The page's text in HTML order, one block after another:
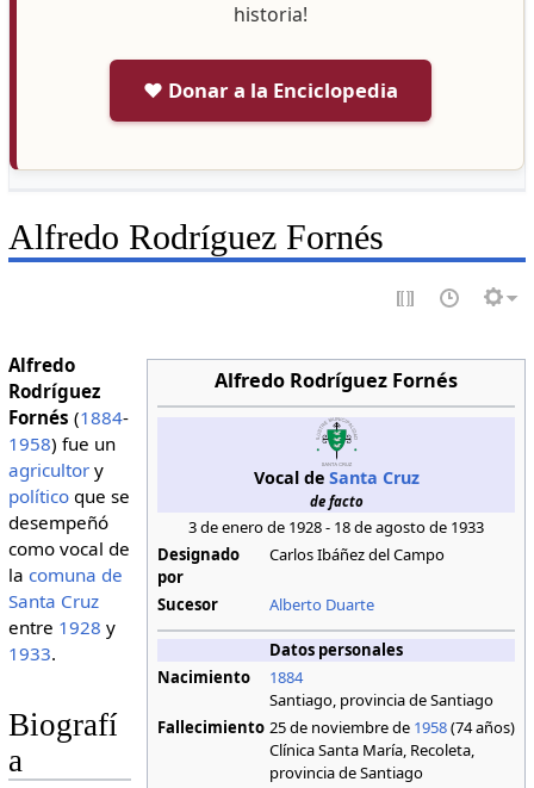
historia!
❤️ Donar a la Enciclopedia
Alfredo Rodríguez Fornés
Alfredo Rodríguez Fornés
Vocal de Santa Cruz
de facto
3 de enero de 1928 - 18 de agosto de 1933
Designado
por
Carlos Ibáñez del Campo
Sucesor Alberto Duarte
Datos personales
Nacimiento
1884
Santiago, provincia de Santiago
Fallecimiento 25 de noviembre de 1958(74 años)
Clínica Santa María, Recoleta,
provincia de Santiago
Alfredo
Rodríguez
Fornés (1884-
1958) fue un
agricultory
políticoque se
desempeñó
como vocal de
la comuna de
Santa Cruz
entre 1928 y
1933.
Biografí
a